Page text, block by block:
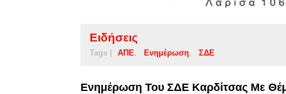
Ειδήσεις
Tags | ΑΠΕ Ενημέρωση ΣΔΕ
Ενημέρωση Του ΣΔΕ Καρδίτσας Με